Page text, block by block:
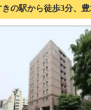
きの駅から徒歩3分、